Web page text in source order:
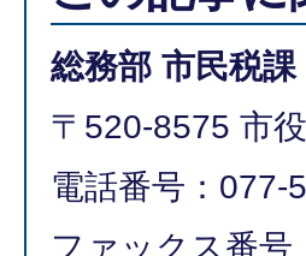
総務部 市民税
〒520-8575 市
電話番号：077-
ファックス番号